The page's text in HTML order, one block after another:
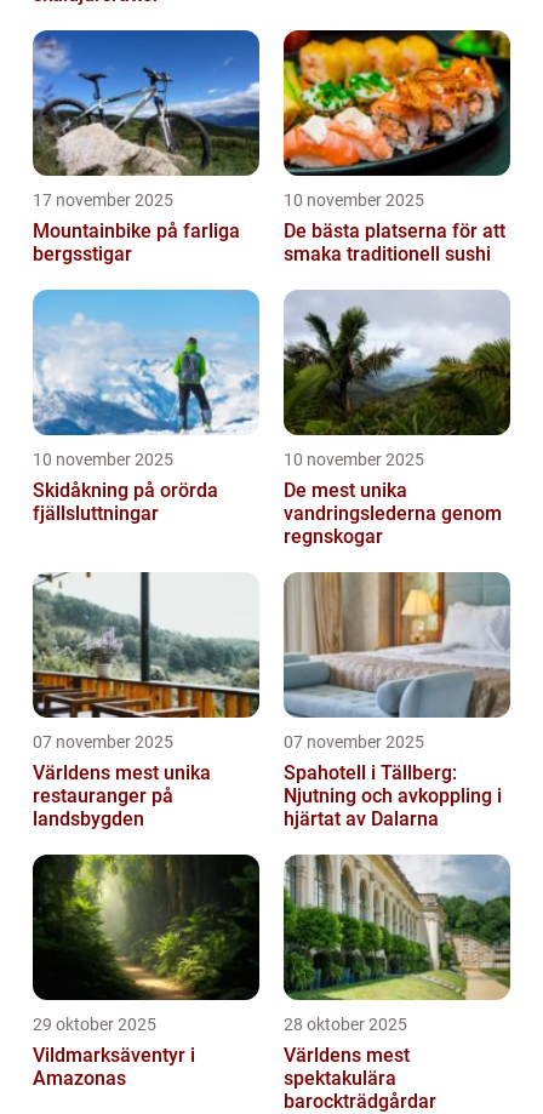
17 november 2025
Mountainbike på farliga
bergsstigar
10 november 2025
De bästa platserna för att
smaka traditionell sushi
10 november 2025
Skidåkning på orörda
fjällsluttningar
10 november 2025
De mest unika
vandringslederna genom
regnskogar
07 november 2025
Världens mest unika
restauranger på
landsbygden
07 november 2025
Spahotell i Tällberg:
Njutning och avkoppling i
hjärtat av Dalarna
29 oktober 2025
Vildmarksäventyr i
Amazonas
28 oktober 2025
Världens mest
spektakulära
barockträdgårdar